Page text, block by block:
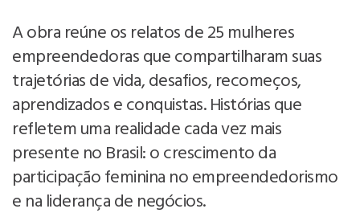
A obra reúne os relatos de 25 mulheres
empreendedoras que compartilharam suas
trajetórias de vida, desafios, recomeços,
aprendizados e conquistas. Histórias que
refletem uma realidade cada vez mais
presente no Brasil: o crescimento da
participação feminina no empreendedorismo
e na liderança de negócios.